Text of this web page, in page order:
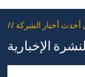
أحدث أخبار الشركة
الإخبارية